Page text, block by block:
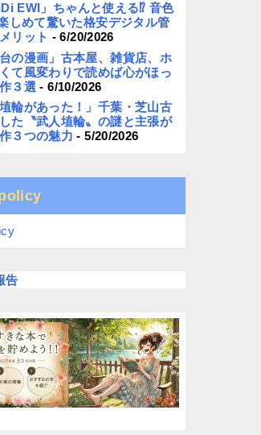
EWI」ちゃんと使える⁉︎ 音色
しめて驚いた格安デジタル管
リット - 6/20/2026
台の漫画」古本屋、雑貨店、ホ
て風変わりで読めば心がほっ
３選 - 6/10/2026
埴輪があった！」千葉・芝山古
た〝武人埴輪〟の謎と主張が
３つの魅力 - 5/20/2026
告